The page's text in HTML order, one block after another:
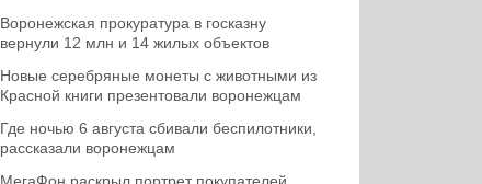
Воронежская прокуратура в госказну
вернули 12 млн и 14 жилых объектов
Новые серебряные монеты с животными из
Красной книги презентовали воронежцам
Где ночью 6 августа сбивали беспилотники,
рассказали воронежцам